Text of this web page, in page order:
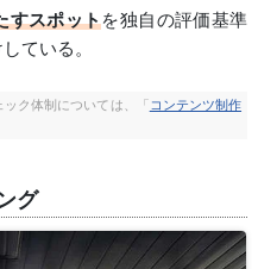
すスポットを独自の評価基準
ている。
ク体制については、「 コンテンツ制作
グ